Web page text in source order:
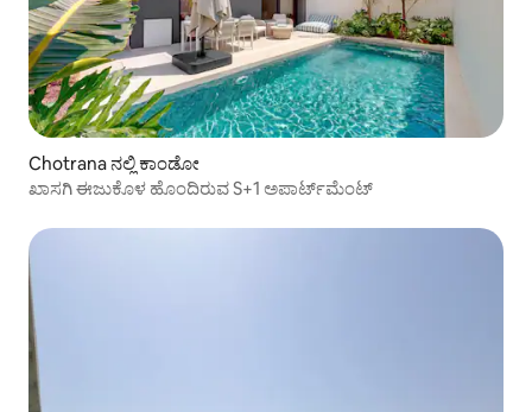
Chotrana ನಲ್ಲಿ ಕಾಂಡೋ
ಖಾಸಗಿ ಈಜುಕೊಳ ಹೊಂದಿರುವ S+1 ಅಪಾರ್ಟ್‌ಮೆಂಟ್